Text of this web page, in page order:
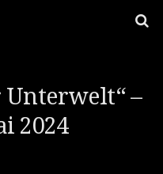
Unterwelt“ –
2024